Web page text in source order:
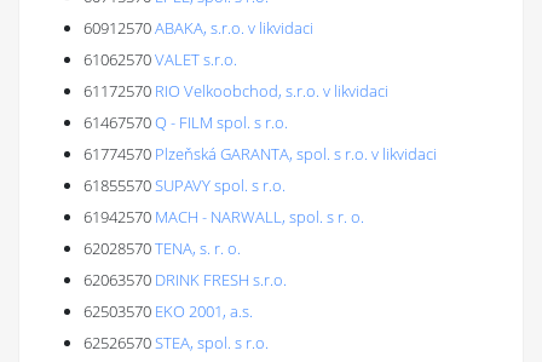
60912570ABAKA, s.r.o. v likvidaci
61062570VALET s.r.o.
61172570 RIO Velkoobchod, s.r.o. v likvidaci
61467570Q - FILM spol. s r.o.
61774570 Plzeňská GARANTA, spol. s r.o. v likvidaci
61855570SUPAVY spol. s r.o.
61942570 MACH - NARWALL, spol. s r. o.
62028570TENA, s. r. o.
62063570 DRINK FRESH s.r.o.
62503570 EKO 2001, a.s.
62526570STEA, spol. s r.o.